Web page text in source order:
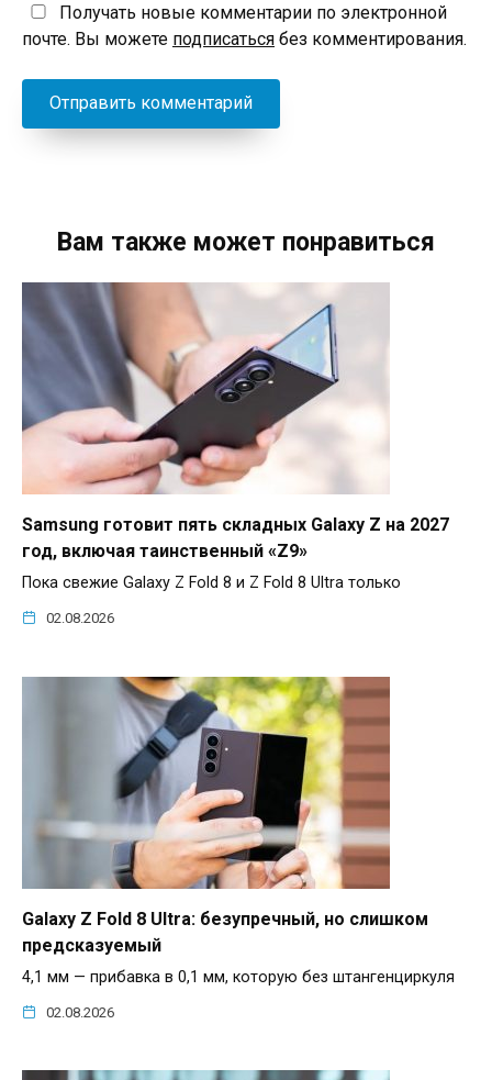
Получать новые комментарии по электронной
почте. Вы можете подписаться без комментирования.
Вам также может понравиться
Samsung готовит пять складных Galaxy Z на 2027
год, включая таинственный «Z9»
Пока свежие Galaxy Z Fold 8 и Z Fold 8 Ultra только
02.08.2026
Galaxy Z Fold 8 Ultra: безупречный, но слишком
предсказуемый
4,1 мм — прибавка в 0,1 мм, которую без штангенциркуля
02.08.2026